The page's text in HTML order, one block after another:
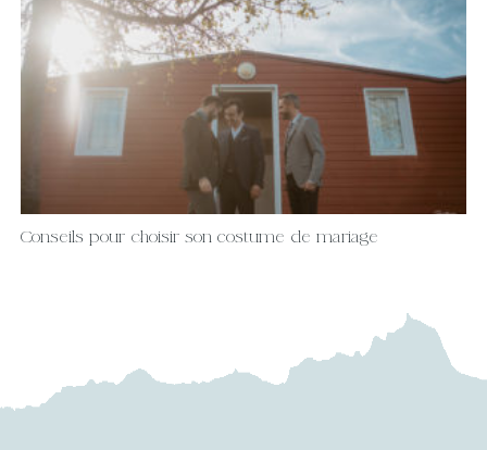
Conseils pour choisir son costume de mariage